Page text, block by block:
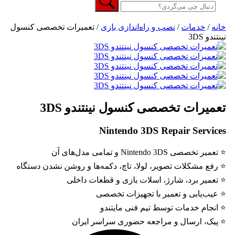
خانه / خدمات / نصب و راه‌اندازی بازی / تعمیرات تخصصی کنسول
نینتندو 3DS
تعمیرات تخصصی کنسول نینتندو 3DS
Nintendo 3DS Repair Services
⭐️ تعمیر تخصصی Nintendo 3DS و تمامی مدل‌های آن
⭐️ رفع مشکلات تصویر، لولا، تاچ، دکمه‌ها و روشن نشدن دستگاه
⭐️ تعمیر برد، شارژ، اسلات بازی و قطعات داخلی
⭐️ عیب‌یابی و تعمیر با تجهیزات تخصصی
⭐️ انجام خدمات توسط تیم فنی مایتندو
⭐️ پیک، ارسال و مراجعه حضوری سراسر ایران